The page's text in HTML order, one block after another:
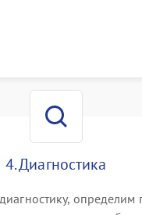
4. Диагностика
определим